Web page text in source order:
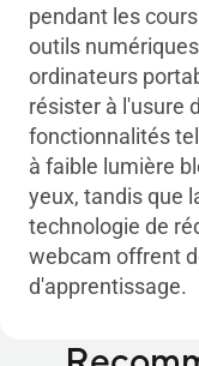
pendant les
outils
ordinateurs
résister à l'usure
fonctionnalités
à faible lumière
yeux, tandis que
technologie de
webcam offrent
d'apprentissage.